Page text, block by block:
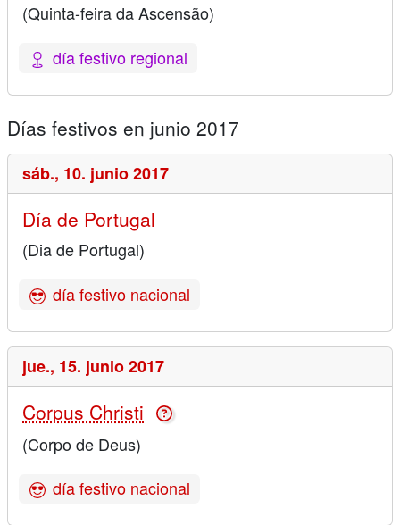
(Quinta-feira da Ascensão)
día festivo regional
Días festivos en junio 2017
sáb., 10. junio 2017
Día de Portugal
(Dia de Portugal)
día festivo nacional
jue., 15. junio 2017
Corpus Christi
(Corpo de Deus)
día festivo nacional